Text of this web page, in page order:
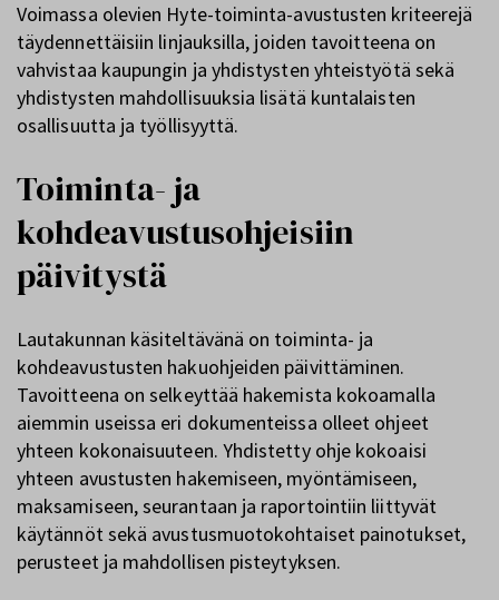
Voimassa olevien Hyte-toiminta-avustusten kriteerejä
täydennettäisiin linjauksilla, joiden tavoitteena on
vahvistaa kaupungin ja yhdistysten yhteistyötä sekä
yhdistysten mahdollisuuksia lisätä kuntalaisten
osallisuutta ja työllisyyttä.
Toiminta- ja
kohdeavustusohjeisiin
päivitystä
Lautakunnan käsiteltävänä on toiminta- ja
kohdeavustusten hakuohjeiden päivittäminen.
Tavoitteena on selkeyttää hakemista kokoamalla
aiemmin useissa eri dokumenteissa olleet ohjeet
yhteen kokonaisuuteen. Yhdistetty ohje kokoaisi
yhteen avustusten hakemiseen, myöntämiseen,
maksamiseen, seurantaan ja raportointiin liittyvät
käytännöt sekä avustusmuotokohtaiset painotukset,
perusteet ja mahdollisen pisteytyksen.